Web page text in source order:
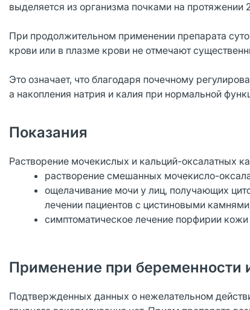
выделяется из организма почками на протяжении
При продолжительном применении препарата
крови или в плазме крови не отмечают
Это означает, что благодаря почечному
а накопления натрия и калия при нормальной
Показания
Растворение мочекислых и кальций-оксалатных
растворение смешанных мочекисло-
ощелачивание мочи у лиц, получающих
лечении пациентов с цистиновыми
симптоматическое лечение порфирии кожи
Применение при беременности
Подтвержденных данных о нежелательном